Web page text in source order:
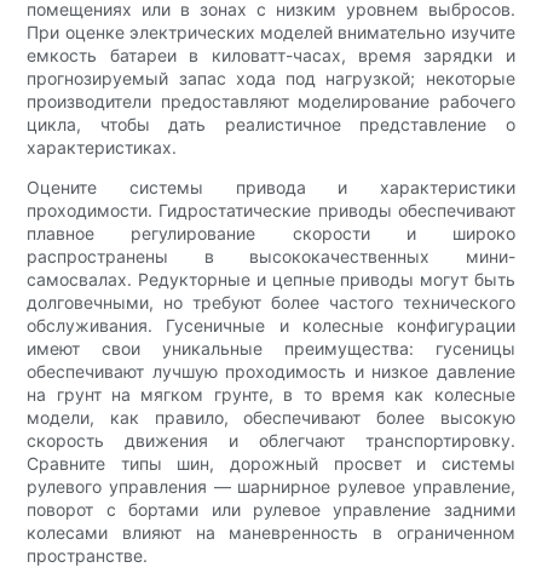
помещениях или в зонах с низким уровнем выбросов.
При оценке электрических моделей внимательно изучите
емкость батареи в киловатт-часах, время зарядки и
прогнозируемый запас хода под нагрузкой; некоторые
производители предоставляют моделирование рабочего
цикла, чтобы дать реалистичное представление о
характеристиках.
Оцените системы привода и характеристики
проходимости. Гидростатические приводы обеспечивают
плавное регулирование скорости и широко
распространены в высококачественных мини-
самосвалах. Редукторные и цепные приводы могут быть
долговечными, но требуют более частого технического
обслуживания. Гусеничные и колесные конфигурации
имеют свои уникальные преимущества: гусеницы
обеспечивают лучшую проходимость и низкое давление
на грунт на мягком грунте, в то время как колесные
модели, как правило, обеспечивают более высокую
скорость движения и облегчают транспортировку.
Сравните типы шин, дорожный просвет и системы
рулевого управления — шарнирное рулевое управление,
поворот с бортами или рулевое управление задними
колесами влияют на маневренность в ограниченном
пространстве.